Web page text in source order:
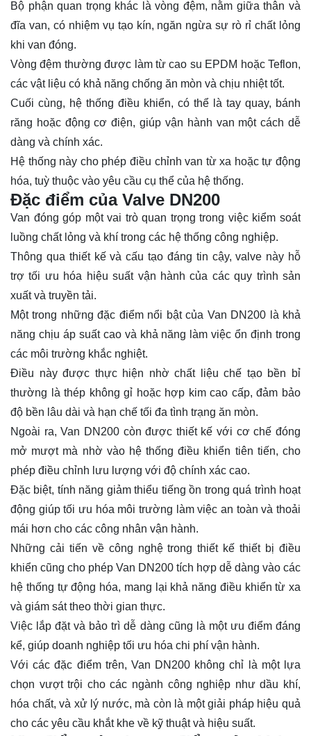
Bộ phận quan trọng khác là vòng đệm, nằm giữa thân và
đĩa van, có nhiệm vụ tạo kín, ngăn ngừa sự rò rỉ chất lỏng
khi van đóng.
Vòng đệm thường được làm từ cao su EPDM hoặc Teflon,
các vật liệu có khả năng chống ăn mòn và chịu nhiệt tốt.
Cuối cùng, hệ thống điều khiển, có thể là tay quay, bánh
răng hoặc động cơ điện, giúp vận hành van một cách dễ
dàng và chính xác.
Hệ thống này cho phép điều chỉnh van từ xa hoặc tự động
hóa, tuỳ thuộc vào yêu cầu cụ thể của hệ thống.
Đặc điểm của Valve DN200
Van đóng góp một vai trò quan trọng trong việc kiểm soát
luồng chất lỏng và khí trong các hệ thống công nghiệp.
Thông qua thiết kế và cấu tạo đáng tin cậy, valve này hỗ
trợ tối ưu hóa hiệu suất vận hành của các quy trình sản
xuất và truyền tải.
Một trong những đặc điểm nổi bật của Van DN200 là khả
năng chịu áp suất cao và khả năng làm việc ổn định trong
các môi trường khắc nghiệt.
Điều này được thực hiện nhờ chất liệu chế tạo bền bỉ
thường là thép không gỉ hoặc hợp kim cao cấp, đảm bảo
độ bền lâu dài và hạn chế tối đa tình trạng ăn mòn.
Ngoài ra, Van DN200 còn được thiết kế với cơ chế đóng
mở mượt mà nhờ vào hệ thống điều khiển tiên tiến, cho
phép điều chỉnh lưu lượng với độ chính xác cao.
Đặc biệt, tính năng giảm thiểu tiếng ồn trong quá trình hoạt
động giúp tối ưu hóa môi trường làm việc an toàn và thoải
mái hơn cho các công nhân vận hành.
Những cải tiến về công nghệ trong thiết kế thiết bị điều
khiển cũng cho phép Van DN200 tích hợp dễ dàng vào các
hệ thống tự động hóa, mang lại khả năng điều khiển từ xa
và giám sát theo thời gian thực.
Việc lắp đặt và bảo trì dễ dàng cũng là một ưu điểm đáng
kể, giúp doanh nghiệp tối ưu hóa chi phí vận hành.
Với các đặc điểm trên, Van DN200 không chỉ là một lựa
chọn vượt trội cho các ngành công nghiệp như dầu khí,
hóa chất, và xử lý nước, mà còn là một giải pháp hiệu quả
cho các yêu cầu khắt khe về kỹ thuật và hiệu suất.